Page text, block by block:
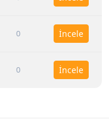
0 İncele
0 İncele